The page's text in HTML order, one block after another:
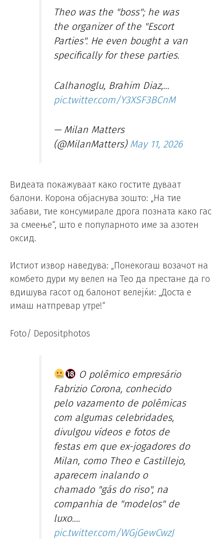
Theo was the "boss"; he was
the organizer of the "Escort
Parties". He even bought a van
specifically for these parties.
Calhanoglu, Brahim Diaz,…
pic.twitter.com/Y3XSF3BCnM
— Milan Matters
(@MilanMatters) May 11, 2026
Видеата покажуваат како гостите дуваат
балони. Корона објаснува зошто: „На тие
забави, тие консумирале дрога позната како гас
за смеење“, што е популарното име за азотен
оксид.
Истиот извор наведува: „Понекогаш возачот на
комбето дури му велел на Тео да престане да го
вдишува гасот од балонот велејќи: „Доста е
имаш натпревар утре!“
Foto/ Depositphotos
O polêmico empresário
Fabrizio Corona, conhecido
pelo vazamento de polêmicas
com algumas celebridades,
divulgou vídeos e fotos de
festas em que ex-jogadores do
Milan, como Theo e Castillejo,
aparecem inalando o
chamado "gás do riso", na
companhia de "modelos" de
luxo.…
pic.twitter.com/WGjGewCwzJ